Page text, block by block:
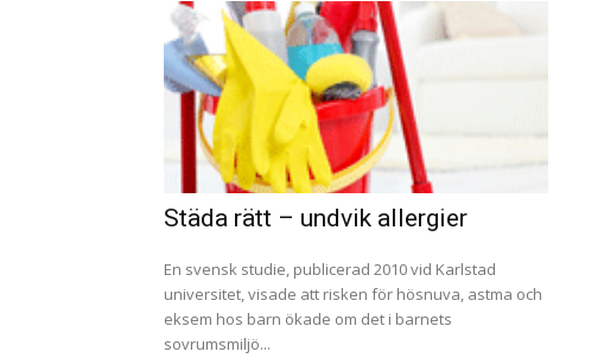
Städa rätt – undvik allergier
En svensk studie, publicerad 2010 vid Karlstad
universitet, visade att risken för hösnuva, astma och
eksem hos barn ökade om det i barnets
sovrumsmiljö...